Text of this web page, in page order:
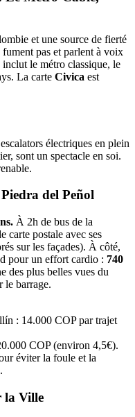
et une source de fierté
fument pas et parlent à voix
inclut le métro classique, le
La carte Civica est
électriques en plein
sont un spectacle en soi.
del Peñol
À 2h de bus de la
carte postale avec ses
sur les façades). À côté,
pour un effort cardio : 740
des plus belles vues du
le barrage.
: 14.000 COP par trajet
COP (environ 4,5€).
éviter la foule et la
la Ville